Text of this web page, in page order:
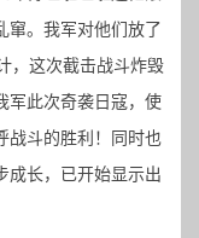
窜。我军对他们放了
，这次截击战斗炸毁
军此次奇袭日寇，使
战斗的胜利！同时也
成长，已开始显示出